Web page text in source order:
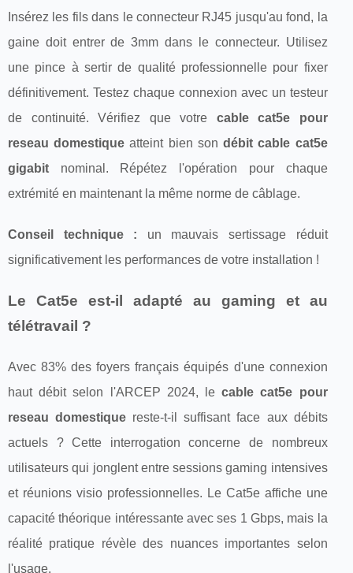
Insérez les fils dans le connecteur RJ45 jusqu'au fond, la
gaine doit entrer de 3mm dans le connecteur. Utilisez
une pince à sertir de qualité professionnelle pour fixer
définitivement. Testez chaque connexion avec un testeur
de continuité. Vérifiez que votre cable cat5e pour
reseau domestique atteint bien sondébit cable cat5e
gigabit nominal. Répétez l'opération pour chaque
extrémité en maintenant la même norme de câblage.
Conseil technique : un mauvais sertissage réduit
significativement les performances de votre installation !
Le Cat5e est-il adapté au gaming et au
télétravail ?
Avec 83% des foyers français équipés d'une connexion
haut débit selon l'ARCEP 2024, lecable cat5e pour
reseau domestique reste-t-il suffisant face aux débits
actuels ? Cette interrogation concerne de nombreux
utilisateurs qui jonglent entre sessions gaming intensives
et réunions visio professionnelles. Le Cat5e affiche une
capacité théorique intéressante avec ses 1 Gbps, mais la
réalité pratique révèle des nuances importantes selon
l'usage.